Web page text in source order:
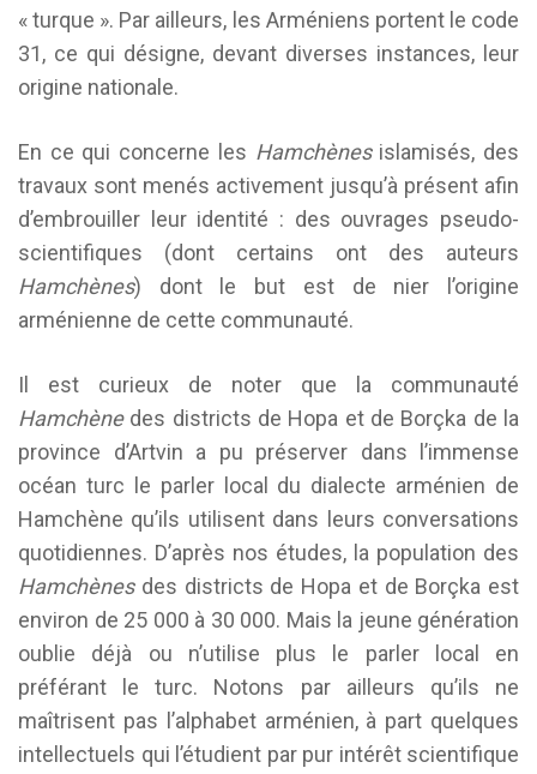
« turque ». Par ailleurs, les Arméniens portent le code
31, ce qui désigne, devant diverses instances, leur
origine nationale.
En ce qui concerne les Hamchènesislamisés, des
travaux sont menés activement jusqu’à présent afin
d’embrouiller leur identité : des ouvrages pseudo-
scientifiques (dont certains ont des auteurs
Hamchènes) dont le but est de nier l’origine
arménienne de cette communauté.
Il est curieux de noter que la communauté
Hamchènedes districts de Hopa et de Borçka de la
province d’Artvin a pu préserver dans l’immense
océan turc le parler local du dialecte arménien de
Hamchène qu’ils utilisent dans leurs conversations
quotidiennes. D’après nos études, la population des
Hamchènesdes districts de Hopa et de Borçka est
environ de 25 000 à 30 000. Mais la jeune génération
oublie déjà ou n’utilise plus le parler local en
préférant le turc. Notons par ailleurs qu’ils ne
maîtrisent pas l’alphabet arménien, à part quelques
intellectuels qui l’étudient par pur intérêt scientifique